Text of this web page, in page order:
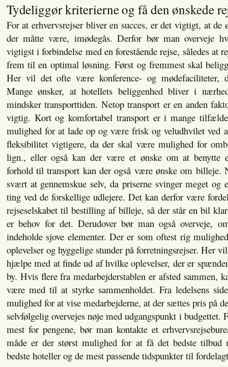
Tydeliggør kriterierne og få den ønskede
For at erhvervsrejser bliver en succes, er det vigtigt, at de
der måtte være, imødegås. Derfor bør man overveje
vigtigst i forbindelse med en forestående rejse, således at
frem til en optimal løsning. Først og fremmest skal
Her vil det ofte være konference- og mødefaciliteter,
Mange ønsker, at hotellets beliggenhed bliver i
mindsker transporttiden. Netop transport er en anden
vigtig. Kort og komfortabel transport er i mange
mulighed for at lade op og være frisk og veludhvilet ved
fleksibilitet vigtigere, da der skal være mulighed for
lign., eller også kan der være et ønske om at benytte
forhold til transport kan der også være ønske om billeje.
svært at gennemskue selv, da priserne svinger meget og
ting ved de forskellige udlejere. Det kan derfor være
rejseselskabet til bestilling af billeje, så der står en bil
er behov for det. Derudover bør man også overveje,
indeholde sjove elementer. Der er som oftest rig
oplevelser og hyggelige stunder på forretningsrejser. Her
hjælpe med at finde ud af hvilke oplevelser, der er
by. Hvis flere fra medarbejderstablen er afsted sammen,
være med til at styrke sammenholdet. Fra ledelsens
mulighed for at vise medarbejderne, at der sættes pris på
selvfølgelig overvejes nøje med udgangspunkt i budgettet.
mest for pengene, bør man kontakte et
måde er der størst mulighed for at få det bedste tilbud
bedste hoteller og de mest passende tidspunkter til